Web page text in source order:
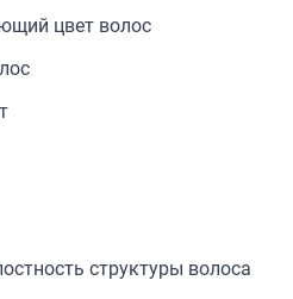
цвет волос
структуры волоса